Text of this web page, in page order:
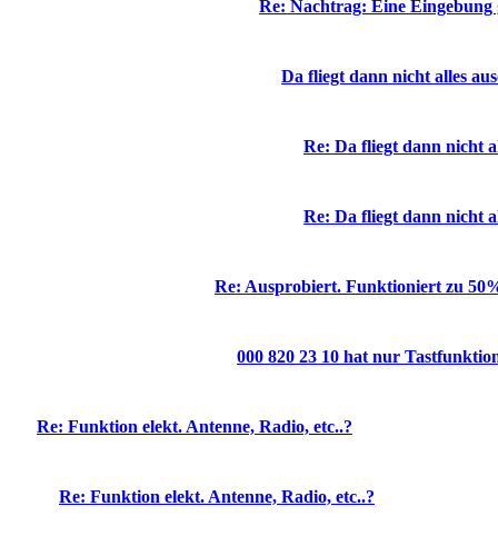
Re: Nachtrag: Eine Eingebung
Da fliegt dann nicht alles
Re: Da fliegt dann nicht
Re: Da fliegt dann nicht
Re: Ausprobiert. Funktioniert zu
000 820 23 10 hat nur
Re: Funktion elekt. Antenne, Radio, etc..?
Re: Funktion elekt. Antenne, Radio, etc..?